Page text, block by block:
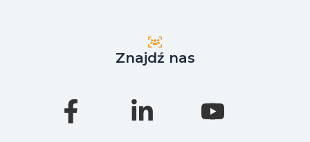
Znajdź nas